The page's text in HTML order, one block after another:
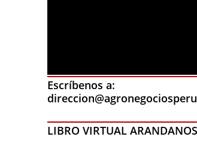
Escríbenos a:
LIBRO VIRTUAL ARANDANOS